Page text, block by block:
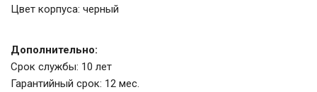
Цвет корпуса: черный
Дополнительно:
Срок службы: 10 лет
Гарантийный срок: 12 мес.